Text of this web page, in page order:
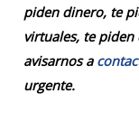
piden dinero, te
virtuales, te
avisarnos a
urgente.